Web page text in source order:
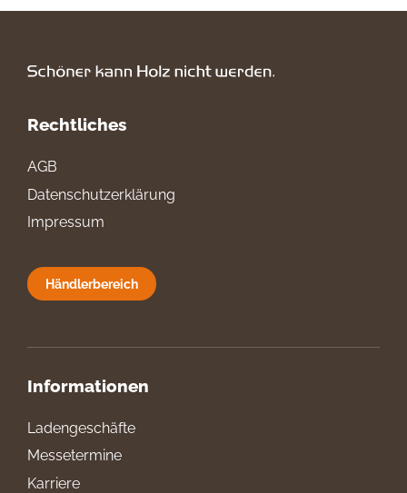
Rechtliches
AGB
Datenschutzerklärung
Impressum
Händlerbereich
Informationen
Ladengeschäfte
Messetermine
Karriere